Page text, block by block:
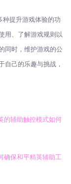
种提升游戏体验的功
用、了解游戏规则以
同时，维护游戏的公
自己的乐趣与挑战，
的辅助触控模式如何
确保和平精英辅助工